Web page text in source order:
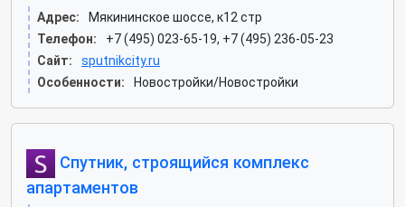
Адрес:
Мякининское шоссе, к12 стр
Телефон:
+7 (495) 023-65-19, +7 (495) 236-05-23
Сайт:
sputnikcity.ru
Особенности:
Новостройки/Новостройки
Спутник, строящийся комплекс
апартаментов